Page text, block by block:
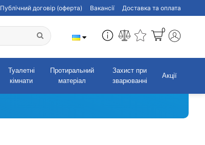
Публічний договір (оферта) Вакансії Доставка та оплата
0
Туалетні
кімнати
Протиральний
матеріал
Захист при
зварюванні
Акції